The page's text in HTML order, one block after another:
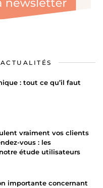
: tout ce qu’il faut
vraiment vos clients
vous : les
étude utilisateurs
importante concernant